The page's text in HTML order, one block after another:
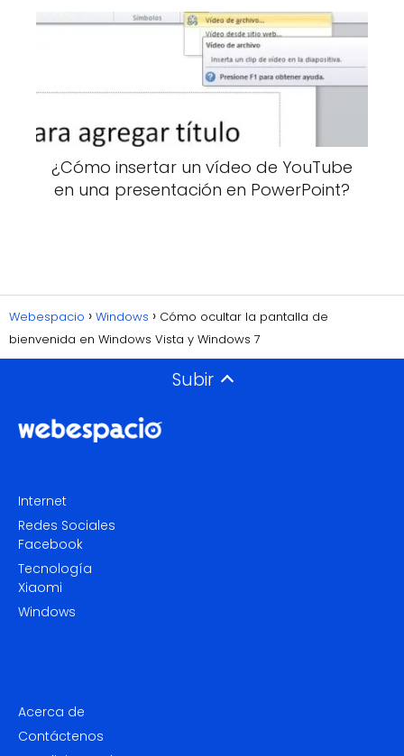
¿Cómo insertar un vídeo de YouTube
en una presentación en PowerPoint?
Webespacio Windows
Cómo ocultar la pantalla de
bienvenida en Windows Vista y Windows 7
Subir
Internet
Redes Sociales
Facebook
Tecnología
Xiaomi
Windows
Acerca de
Contáctenos